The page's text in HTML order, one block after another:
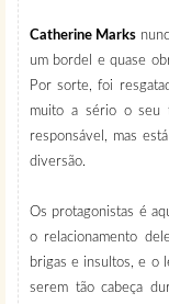
Catherine Marks
um bordel e quase
Por sorte, foi
muito a sério o seu
responsável, mas
diversão.
Os protagonistas é
o relacionamento
brigas e insultos, e o
serem tão cabeça